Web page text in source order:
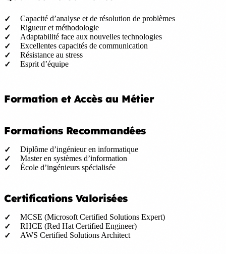
Capacité d’analyse et de résolution de problèmes
Rigueur et méthodologie
Adaptabilité face aux nouvelles technologies
Excellentes capacités de communication
Résistance au stress
Esprit d’équipe
Formation et Accès au Métier
Formations Recommandées
Diplôme d’ingénieur en informatique
Master en systèmes d’information
École d’ingénieurs spécialisée
Certifications Valorisées
MCSE (Microsoft Certified Solutions Expert)
RHCE (Red Hat Certified Engineer)
AWS Certified Solutions Architect